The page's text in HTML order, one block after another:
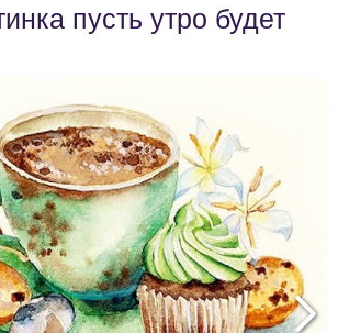
пусть утро будет